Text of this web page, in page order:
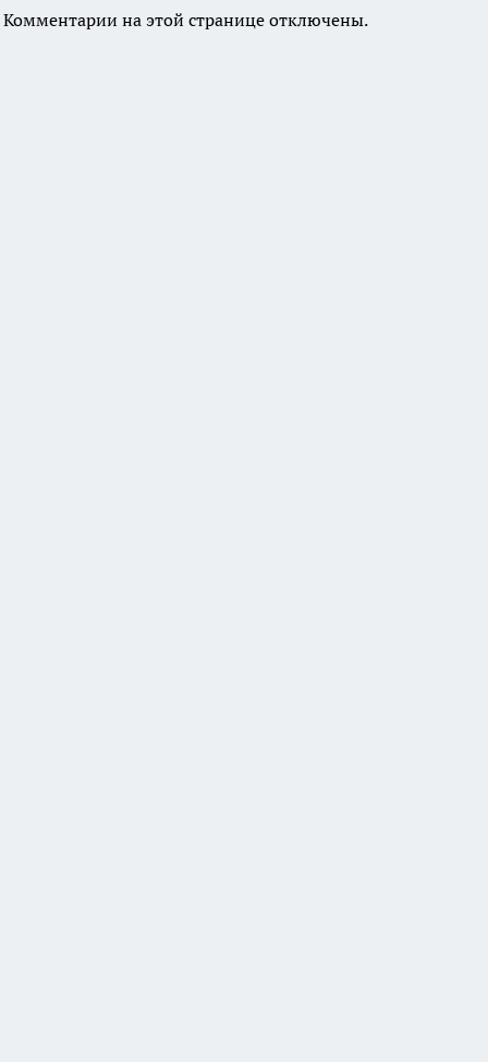
Комментарии на этой странице отключены.